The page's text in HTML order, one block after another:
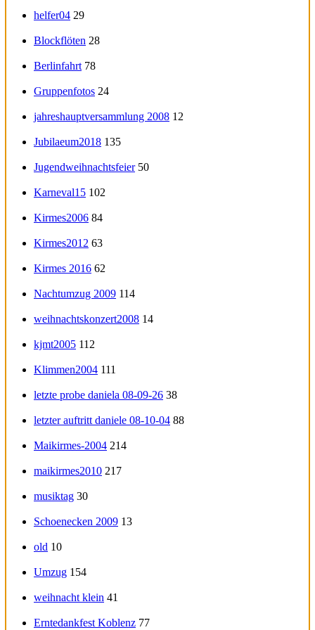
helfer04 29
Blockflöten 28
Berlinfahrt 78
Gruppenfotos 24
jahreshauptversammlung 2008 12
Jubilaeum2018 135
Jugendweihnachtsfeier 50
Karneval15 102
Kirmes2006 84
Kirmes2012 63
Kirmes 2016 62
Nachtumzug 2009 114
weihnachtskonzert2008 14
kjmt2005 112
Klimmen2004 111
letzte probe daniela 08-09-26 38
letzter auftritt daniele 08-10-04 88
Maikirmes-2004 214
maikirmes2010 217
musiktag 30
Schoenecken 2009 13
old 10
Umzug 154
weihnacht klein 41
Erntedankfest Koblenz 77